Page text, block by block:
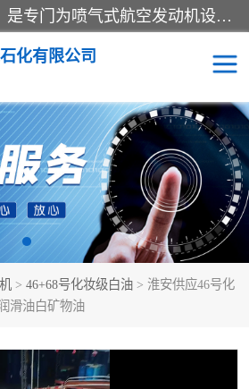
航空煤油（Jet Fuel）是专门为喷气式航空发动机设计的高纯度燃料，主要分为Jet A、Jet A-1和Jet B等类型。其特点是闪点高、低温流动性好，并添加了抗静电剂和抗氧化剂以确保飞行安全。航空煤油需
化有限公司
> 46+68号化妆级白油 > 淮安供应46号化
滑油白矿物油
D20+D30溶剂油
D80+D100溶剂油
260号溶剂油
天然乳胶
46+68号化妆级白油